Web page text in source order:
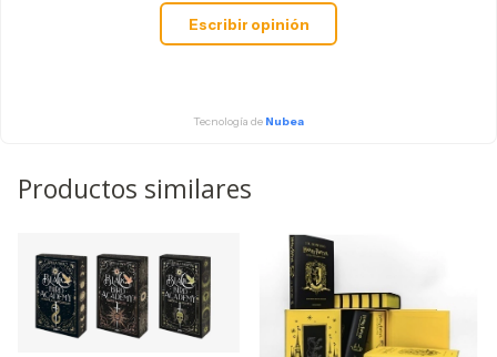
Escribir opinión
Tecnología de Nubea
Productos similares